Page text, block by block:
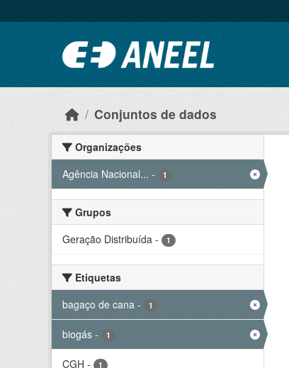
Conjuntos de dados
Organizações
Agência Nacional... - 1
Grupos
Geração Distribuída - 1
Etiquetas
bagaço de cana - 1
biogás - 1
CGH - 1